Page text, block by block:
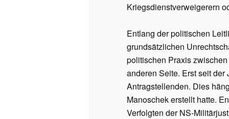
Kriegsdienstverweigerern
Entlang der politischen
grundsätzlichen
politischen Praxis
anderen Seite. Erst seit
Antragstellenden. Dies
Manoschek erstellt hatte.
Verfolgten der NS-